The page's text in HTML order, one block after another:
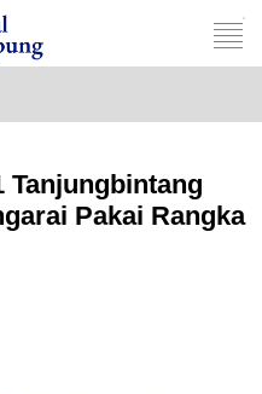
Tanjungbintang
Pakai Rangka